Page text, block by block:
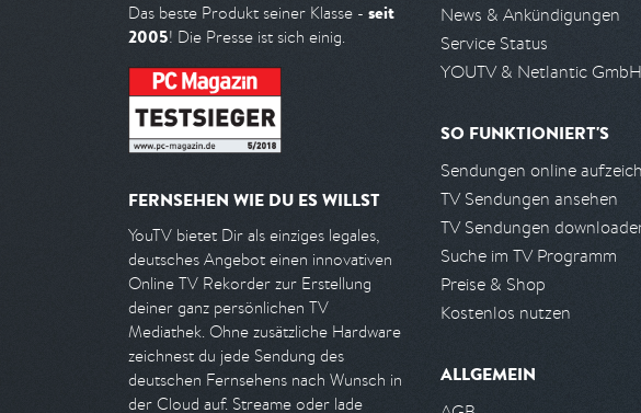
Das beste Produkt seiner Klasse - seit
2005! Die Presse ist sich einig.
FERNSEHEN WIE DU ES WILLST
YouTV bietet Dir als einziges legales,
deutsches Angebot einen innovativen
Online TV Rekorder zur Erstellung
deiner ganz persönlichen TV
Mediathek. Ohne zusätzliche Hardware
zeichnest du jede Sendung des
deutschen Fernsehens nach Wunsch in
der Cloud auf. Streame oder lade
News & Ankündigungen
Service Status
YOUTV & Netlantic GmbH
SO FUNKTIONIERT'S
Sendungen online
TV Sendungen ansehen
TV Sendungen
Suche im TV Programm
Preise & Shop
Kostenlos nutzen
ALLGEMEIN